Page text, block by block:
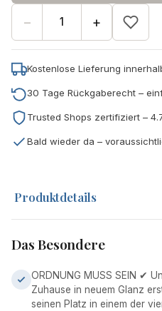
− +
Kostenlose Lieferung
30 Tage Rückgaberecht –
Trusted Shops zertifiziert –
Bald wieder da –
Produktdetails
Das Besondere
ORDNUNG MUSS SEIN ✔
Zuhause in neuem Glanz
seinen Platz in einem der